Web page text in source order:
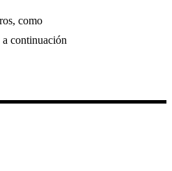
como
continuación